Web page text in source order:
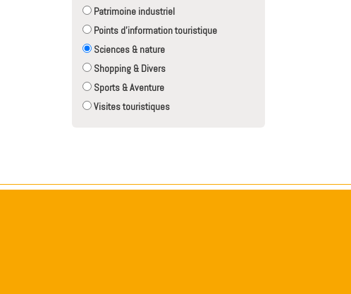
Patrimoine industriel
Points d'information touristique
Sciences & nature
Shopping & Divers
Sports & Aventure
Visites touristiques